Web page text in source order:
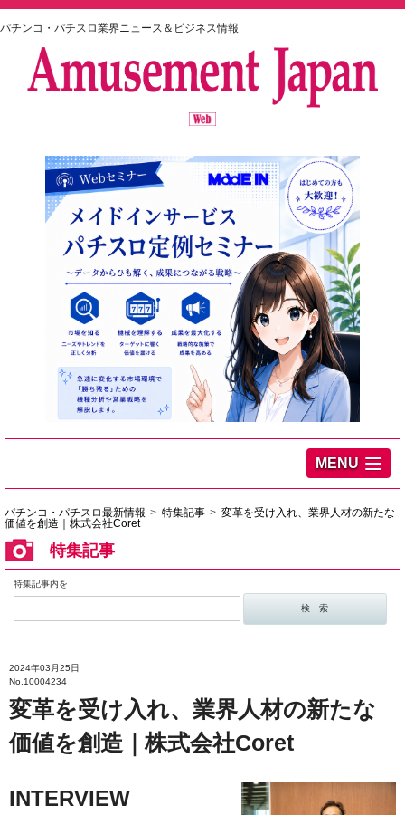
パチンコ・パチスロ業界ニュース＆ビジネス情報
MENU
パチンコ・パチスロ最新情報 特集記事
変革を受け入れ、業界人材の新たな
価値を創造｜株式会社Coret
特集記事
特集記事内を
2024年03月25日
No.10004234
変革を受け入れ、業界人材の新たな
価値を創造｜株式会社Coret
INTERVIEW